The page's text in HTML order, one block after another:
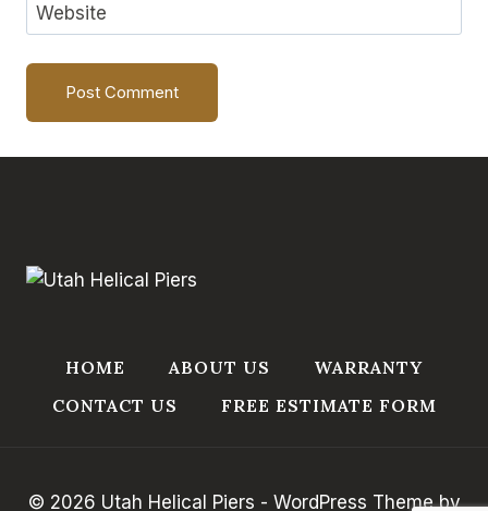
Website
HOME ABOUT US
WARRANTY
CONTACT US
FREE ESTIMATE FORM
© 2026 Utah Helical Piers - WordPress Theme by